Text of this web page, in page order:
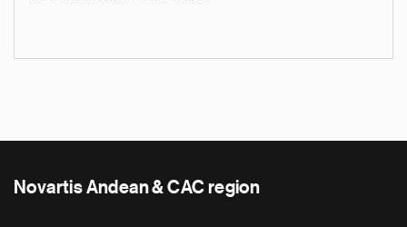
Novartis Andean & CAC region